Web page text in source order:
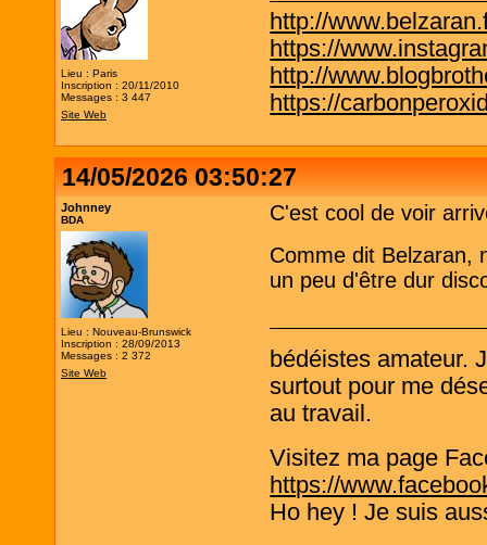
Lieu : Paris
Inscription : 20/11/2010
Messages : 3 447
Site Web
http://
https://
http://
https://
14/05/2026 03:50:27
Johnney
BDA
Lieu : Nouveau-Brunswick
Inscription : 28/09/2013
Messages : 2 372
Site Web
C'est cool de voir
Comme dit Belzaran,
un peu d'être dur
bédéistes amateur.
surtout pour me
au travail.
Visitez ma page
https://
Ho hey ! Je suis